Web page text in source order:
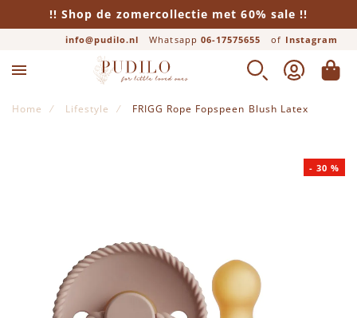
!! Shop de zomercollectie met 60% sale !!
info@pudilo.nl Whatsapp 06-17575655 of Instagram
ZOEK ACCOUNT
Home Lifestyle FRIGG Rope Fopspeen Blush Latex
- 30 %